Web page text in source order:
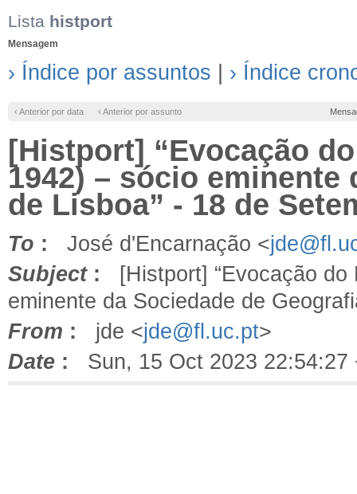
Lista histport
Mensagem
› Índice por assuntos › Índice
‹ Anterior por data ‹ Anterior por assunto
[Histport] “Evocação
1942) – sócio eminente
de Lisboa” - 18 de
To : José d'Encarnação <
Subject: [Histport] “Evocação do
eminente da Sociedade de
From : jde <jde@fl.uc.pt>
Date : Sun, 15 Oct 2023 22:54:27